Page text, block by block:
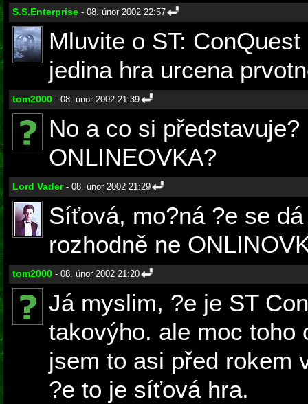
S.S.Enterprise - 08. únor 2002 22:57
Mluvite o ST:
jedina hra urcena
tom2000 - 08. únor 2002 21:39
No a co si představuje?
ONLINEOVKA?
Lord Vader- 08. únor 2002 21:29
Síťová, mo?ná ?e se
rozhodně ne
tom2000 - 08. únor 2002 21:20
Já myslim, ?e je ST
takovýho. ale moc toho
jsem to asi před rokem
?e to je síťová hra.